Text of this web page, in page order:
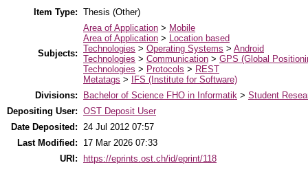
Item Type: Thesis (Other)
Subjects:
Area of Application > Mobile
Area of Application >
Location based
Technologies > Operating Systems > Android
Technologies > Communication > GPS (Global
Technologies > Protocols > REST
Metatags >
IFS (Institute for Software)
Divisions:
Bachelor of Science FHO in Informatik > Student
Depositing User: OST Deposit User
Date Deposited:
24 Jul 2012 07:57
Last Modified:
17 Mar 2026 07:33
URI:
https://eprints.ost.ch/id/eprint/118